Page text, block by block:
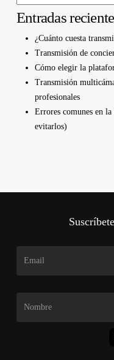
Entradas
¿Cuánto cuesta
Transmisión de
Cómo elegir la
Transmisión
profesionales
Errores comunes en
evitarlos)